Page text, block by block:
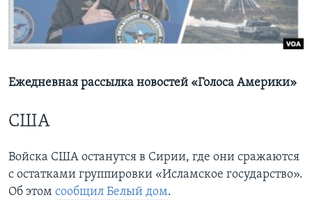
Learning English
Языки
Ежедневная рассылка новостей «Голоса Америки»
США
Войска США останутся в Сирии, где они сражаются
с остатками группировки «Исламское государство».
Об этом сообщил Белый дом.